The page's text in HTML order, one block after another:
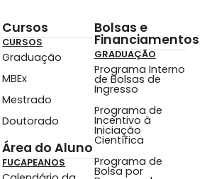
Cursos
CURSOS
Graduação
MBEx
Mestrado
Doutorado
Área do Aluno
FUCAPEANOS
Bolsas e
Financiamentos
GRADUAÇÃO
Programa Interno
de Bolsas de
Ingresso
Programa de
Incentivo à
Iniciação
Científica
Programa de
Bolsa por